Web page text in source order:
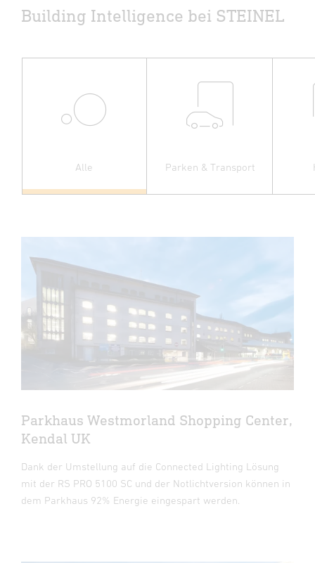
Building Intelligence bei STEINEL
Alle Parken & Transport
Parkhaus Westmorland Shopping Center,
Kendal UK
Dank der Umstellung auf die Connected Lighting Lösung
mit der RS PRO 5100 SC und der Notlichtversion können in
dem Parkhaus 92% Energie eingespart werden.